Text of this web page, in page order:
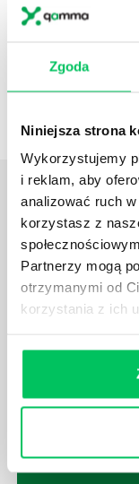
Zgoda
Niniejsza strona
Wykorzystujemy
i reklam, aby
analizować ruch
korzystasz z
Partnerzy mogą
otrzymanymi od
korzystania z ich
Zapisz się
ZOBACZ
z tej strefy
JAK
Project
wszystkich
Zajmują się nim
stanowi